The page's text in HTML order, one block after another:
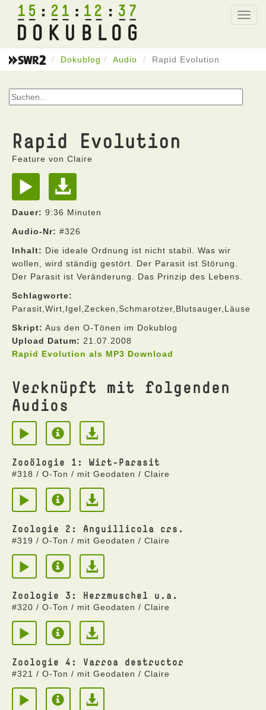
15 21 12 37
Dokublog Audio Rapid Evolution
Rapid Evolution
Feature von Claire
Dauer: 9:36 Minuten
Audio-Nr: #326
Inhalt: Die ideale Ordnung ist nicht stabil. Was wir
wollen, wird ständig gestört. Der Parasit ist Störung.
Der Parasit ist Veränderung. Das Prinzip des Lebens.
Schlagworte:
Parasit,Wirt,Igel,Zecken,Schmarotzer,Blutsauger,Läuse
Skript: Aus den O-Tönen im Dokublog
Upload Datum: 21.07.2008
Rapid Evolution als MP3 Download
Verknüpft mit folgenden
Audios
Zooölogie 1: Wirt-Parasit
#318 / O-Ton / mit Geodaten / Claire
Zoologie 2: Anguillicola crs.
#319 / O-Ton / mit Geodaten / Claire
Zoologie 3: Herzmuschel u.a.
#320 / O-Ton / mit Geodaten / Claire
Zoologie 4: Varroa destructor
#321 / O-Ton / mit Geodaten / Claire